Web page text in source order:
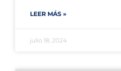
LEER MÁS »
julio 18, 2024